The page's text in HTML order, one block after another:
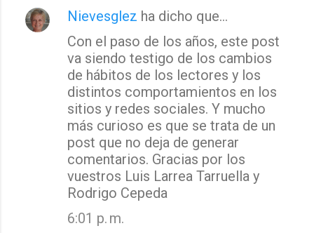
Nievesglez ha dicho que…
Con el paso de los años, este post
va siendo testigo de los cambios
de hábitos de los lectores y los
distintos comportamientos en los
sitios y redes sociales. Y mucho
más curioso es que se trata de un
post que no deja de generar
comentarios. Gracias por los
vuestros Luis Larrea Tarruella y
Rodrigo Cepeda
6:01 p. m.